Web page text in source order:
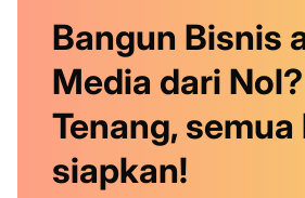
Bangun Bisnis
Media dari Nol?
Tenang, semua
siapkan!